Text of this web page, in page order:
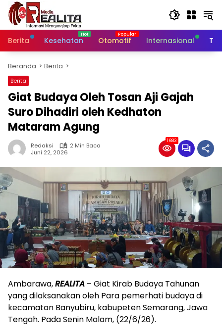
Langsung
konten
Berita
Kesehatan Otomotif Internasional
Beranda Berita
Berita
Giat Budaya Oleh Tosan Aji Gajah
Suro Dihadiri oleh Kedhaton
Mataram Agung
Redaksi
2 Min Baca
Juni 22, 2026
1683
Ambarawa,REALITA – Giat Kirab Budaya Tahunan
yang dilaksanakan oleh Para pemerhati budaya di
kecamatan Banyubiru, kabupeten Semarang, Jawa
Tengah. Pada Senin Malam, (22/6/26).